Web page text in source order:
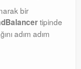
bir
tipinde
adım adım